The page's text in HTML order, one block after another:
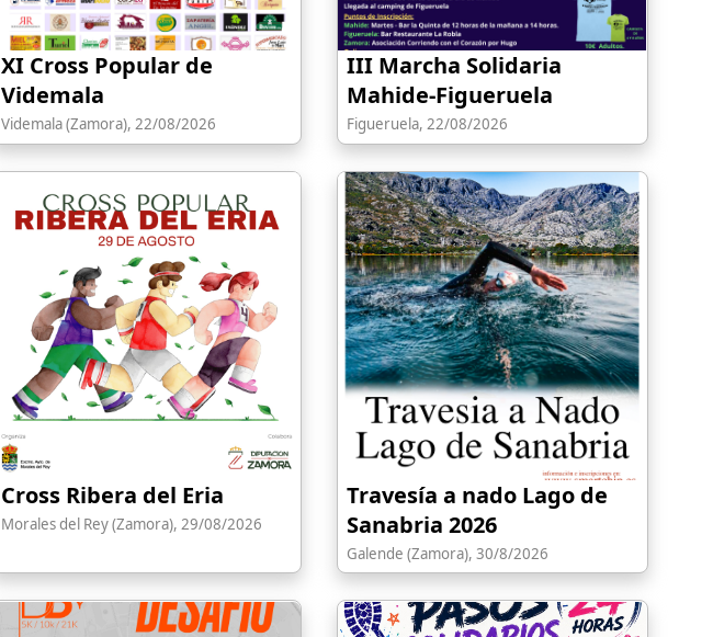
XI Cross Popular de
Videmala
Videmala (Zamora), 22/08/2026
III Marcha Solidaria
Mahide-Figueruela
Figueruela, 22/08/2026
Cross Ribera del Eria
Morales del Rey (Zamora), 29/08/2026
Travesía a nado Lago de
Sanabria 2026
Galende (Zamora), 30/8/2026